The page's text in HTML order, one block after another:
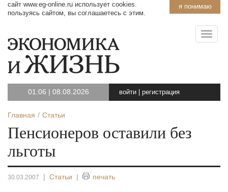
я понимаю
сайт www.eg-online.ru использует cookies.
пользуясь сайтом, вы соглашаетесь с этим.
01:06 | 08.08.2026 войти регистрация
Главная Статьи
Пенсионеров оставили без
льготы
30.03.2007 | Статьи | печать